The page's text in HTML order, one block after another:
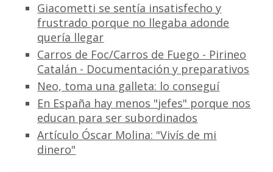
Giacometti se sentía insatisfecho y
frustrado porque no llegaba adonde
quería llegar
Carros de Foc/Carros de Fuego - Pirineo
Catalán - Documentación y preparativos
Neo, toma una galleta: lo conseguí
En España hay menos "jefes" porque nos
educan para ser subordinados
Artículo Óscar Molina: "Vivís de mi
dinero"